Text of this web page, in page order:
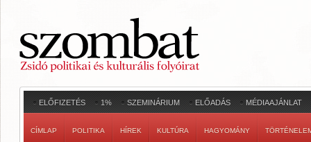
ELŐFIZETÉS 1% SZEMINÁRIUM ELŐADÁS MÉDIAAJÁNLAT
CÍMLAP POLITIKA HÍREK KULTÚRA HAGYOMÁNY